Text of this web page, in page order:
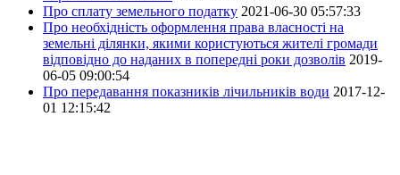
Про сплату земельного податку 2021-06-30 05:57:33
Про необхідність оформлення права власності на
земельні ділянки, якими користуються жителі громади
відповідно до наданих в попередні роки дозволів 2019-
06-05 09:00:54
Про передавання показників лічильників води 2017-12-
01 12:15:42